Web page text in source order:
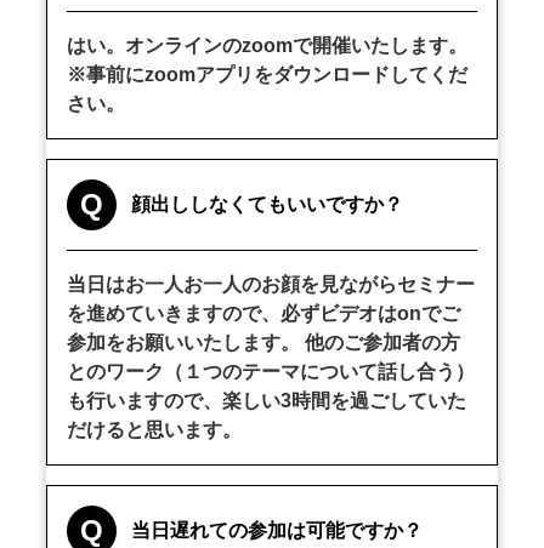
はい。オンラインのzoomで開催いたします。
※事前にzoomアプリをダウンロードしてくだ
さい。
Q 顔出ししなくてもいいですか？
当日はお一人お一人のお顔を見ながらセミナー
を進めていきますので、必ずビデオはonでご
参加をお願いいたします。 他のご参加者の方
とのワーク（１つのテーマについて話し合う）
も行いますので、楽しい3時間を過ごしていた
だけると思います。
Q 当日遅れての参加は可能ですか？